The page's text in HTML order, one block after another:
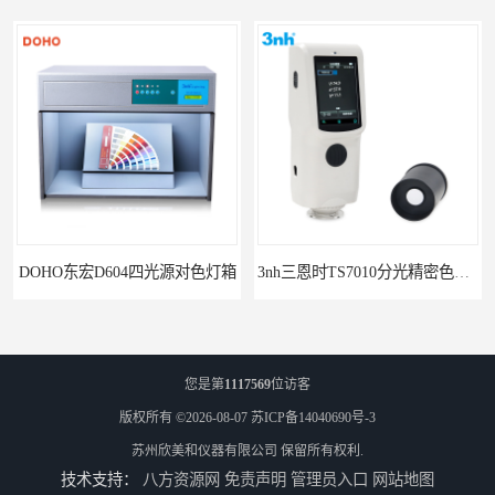
3nh三恩时TS7010分光精密色差仪 3nh三恩时基础版色差宝CR1
您是第1117569位访客
版权所有 ©2026-08-07 苏ICP备14040690号-3
苏州欣美和仪器有限公司 保留所有权利.
技术支持： 八方资源网 免责声明 管理员入口 网站地图